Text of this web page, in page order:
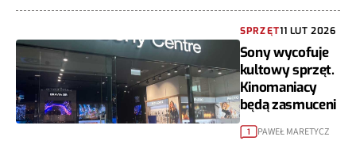
SPRZĘT11 LUT 2026
Sony wycofuje
kultowy sprzęt.
Kinomaniacy
będą zasmuceni
1 PAWEŁ MARETYCZ